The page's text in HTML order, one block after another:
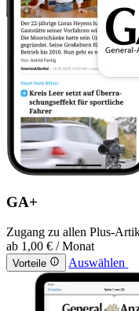
GA+
Zugang zu allen Plus-
ab 1,00 € / Monat
Vorteile Auswählen